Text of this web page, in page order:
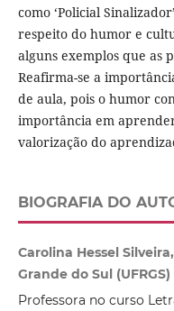
como ‘Policial
respeito do humor e
alguns exemplos que as
Reafirma-se a
de aula, pois o humor
importância em
valorização do
BIOGRAFIA DO
Carolina Hessel
Grande do Sul (UFRGS)
Professora no curso